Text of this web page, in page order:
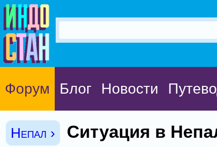
Форум Блог Новости
Непал ›
Ситуация в